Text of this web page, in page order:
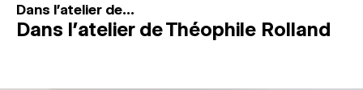
Dans l'atelier de...
Dans l’atelier de Théophile Rolland